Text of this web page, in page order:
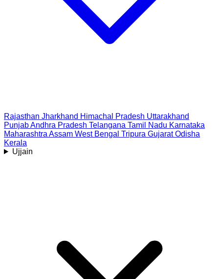
Rajasthan Jharkhand Himachal Pradesh Uttarakhand
PunjabAndhra Pradesh Telangana Tamil Nadu Karnataka
Maharashtra Assam West Bengal Tripura Gujarat Odisha
Kerala
Ujjain